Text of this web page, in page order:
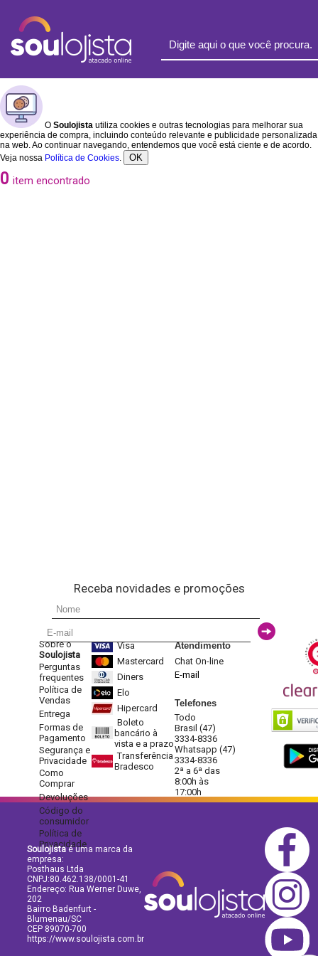
O Soulojista utiliza cookies e outras tecnologias para melhorar sua
experiência de compra, incluindo conteúdo relevante e publicidade personalizada
na web. Ao continuar navegando, entendemos que você está ciente e de acordo.
Veja nossa Política de Cookies. OK
0 item encontrado
Receba novidades e promoções
Sobre o
Soulojista
Perguntas
frequentes
Política de
Vendas
Entrega
Formas de
Pagamento
Segurança e
Privacidade
Como
Comprar
Devoluções
Código do
consumidor
Política de
Privacidade
Visa
Mastercard
Diners
Elo
Hipercard
Boleto
bancário à
vista e a prazo
Transferência
Bradesco
Atendimento
Chat On-line
E-mail
Telefones
Todo
Brasil (47)
3334-8336
Whatsapp (47)
3334-8336
2ª a 6ª das
8:00h às
17:00h
Soulojistaé uma marca da
empresa:
Posthaus Ltda
CNPJ:80.462.138/0001-41
Endereço: Rua Werner Duwe,
202
Bairro Badenfurt -
Blumenau/SC
CEP 89070-700
https://www.soulojista.com.br